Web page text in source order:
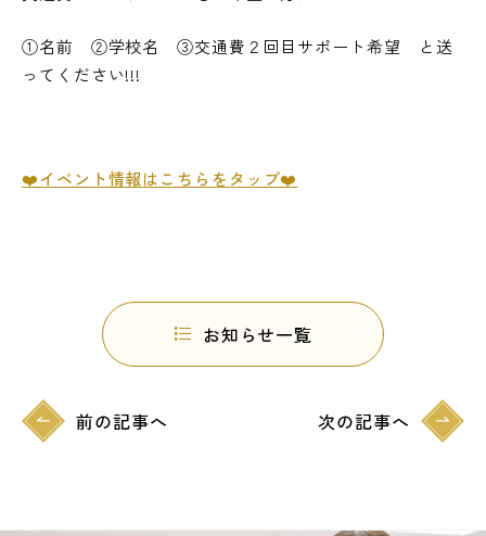
①名前 ②学校名 ③交通費２回目サポート希望 と送
ってください!!!
❤️イベント情報はこちらをタップ❤️
前の記事へ
お知らせ一覧
次の記事へ